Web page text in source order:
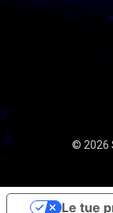
© 2026
Le tue